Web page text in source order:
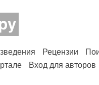
Рецензии
Вход для авторов